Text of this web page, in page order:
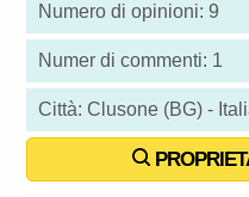
Numero di opinioni: 9
Numer di commenti: 1
Città: Clusone (BG) -